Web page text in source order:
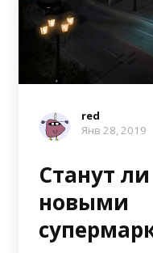
red
Янв 28, 2019
Станут
новыми